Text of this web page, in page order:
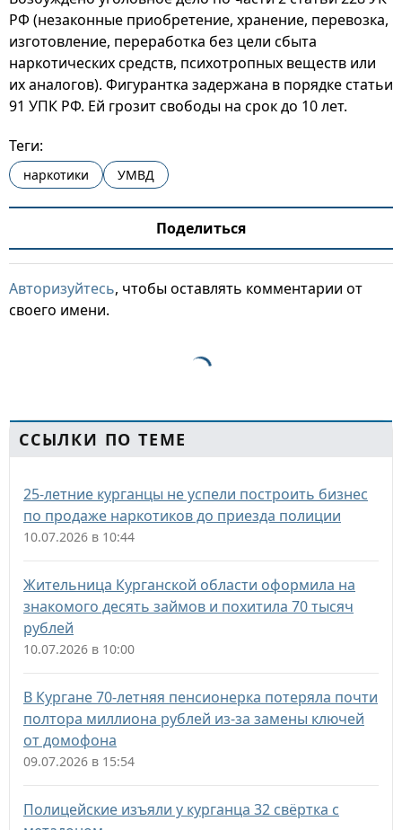
РФ (незаконные приобретение, хранение, перевозка,
изготовление, переработка без цели сбыта
наркотических средств, психотропных веществ или
их аналогов). Фигурантка задержана в порядке статьи
91 УПК РФ. Ей грозит свободы на срок до 10 лет.
Теги:
наркотики УМВД
Поделиться
Авторизуйтесь, чтобы оставлять комментарии от
своего имени.
ССЫЛКИ ПО ТЕМЕ
25-летние курганцы не успели построить бизнес
по продаже наркотиков до приезда полиции
10.07.2026 в 10:44
Жительница Курганской области оформила на
знакомого десять займов и похитила 70 тысяч
рублей
10.07.2026 в 10:00
В Кургане 70-летняя пенсионерка потеряла почти
полтора миллиона рублей из-за замены ключей
от домофона
09.07.2026 в 15:54
Полицейские изъяли у курганца 32 свёртка с